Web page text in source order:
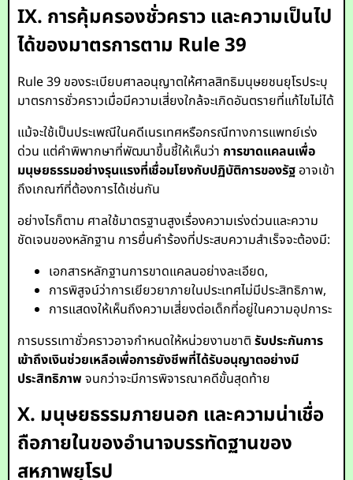
IX. การคุ้มครองชั่วคราว และความเป็นไป
ได้ของมาตรการตาม Rule 39
Rule 39 ของระเบียบศาลอนุญาตให้ศาลสิทธิมนุษยชนยุโรประบุ
มาตรการชั่วคราวเมื่อมีความเสี่ยงใกล้จะเกิดอันตรายที่แก้ไขไม่ได้
แม้จะใช้เป็นประเพณีในคดีเนรเทศหรือกรณีทางการแพทย์เร่ง
ด่วน แต่คำพิพากษาที่พัฒนาขึ้นชี้ให้เห็นว่า การขาดแคลนเพื่อ
มนุษยธรรมอย่างรุนแรงที่เชื่อมโยงกับปฏิบัติการของรัฐ อาจเข้า
ถึงเกณฑ์ที่ต้องการได้เช่นกัน
อย่างไรก็ตาม ศาลใช้มาตรฐานสูงเรื่องความเร่งด่วนและความ
ชัดเจนของหลักฐาน การยื่นคำร้องที่ประสบความสำเร็จจะต้องมี:
เอกสารหลักฐานการขาดแคลนอย่างละเอียด,
การพิสูจน์ว่าการเยียวยาภายในประเทศไม่มีประสิทธิภาพ,
การแสดงให้เห็นถึงความเสี่ยงต่อเด็กที่อยู่ในความอุปการะ
การบรรเทาชั่วคราวอาจกำหนดให้หน่วยงานชาติรับประกันการ
เข้าถึงเงินช่วยเหลือเพื่อการยังชีพที่ได้รับอนุญาตอย่างมี
ประสิทธิภาพ จนกว่าจะมีการพิจารณาคดีขั้นสุดท้าย
X. มนุษยธรรมภายนอก และความน่าเชื่อ
ถือภายในของอำนาจบรรทัดฐานของ
สหภาพยุโรป